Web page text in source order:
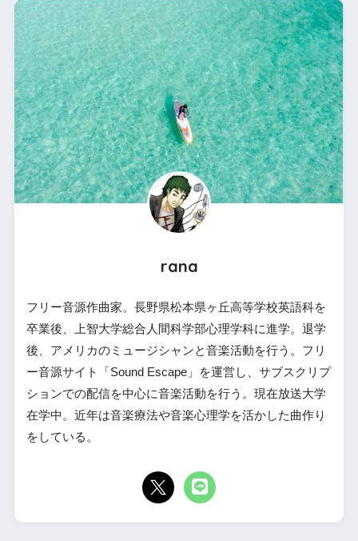
rana
フリー音源作曲家。長野県松本県ヶ丘高等学校英語科を
卒業後、上智大学総合人間科学部心理学科に進学。退学
後、アメリカのミュージシャンと音楽活動を行う。フリ
ー音源サイト「Sound Escape」を運営し、サブスクリプ
ションでの配信を中心に音楽活動を行う。現在放送大学
在学中。近年は音楽療法や音楽心理学を活かした曲作り
をしている。